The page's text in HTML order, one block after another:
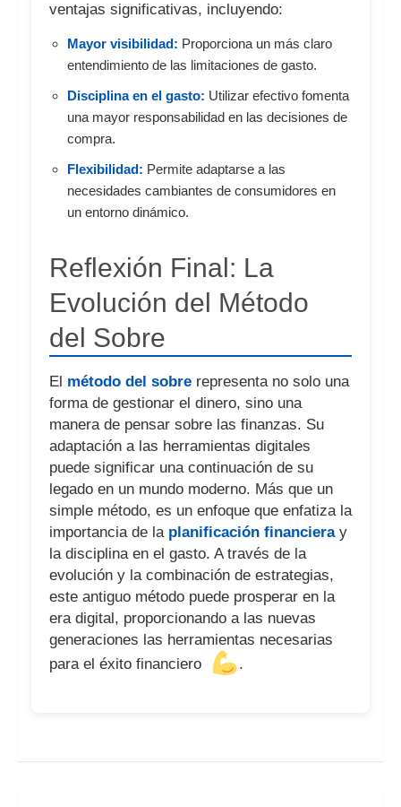
ventajas significativas, incluyendo:
Mayor visibilidad: Proporciona un más claro
entendimiento de las limitaciones de gasto.
Disciplina en el gasto: Utilizar efectivo fomenta
una mayor responsabilidad en las decisiones de
compra.
Flexibilidad: Permite adaptarse a las
necesidades cambiantes de consumidores en
un entorno dinámico.
Reflexión Final: La
Evolución del Método
del Sobre
El método del sobre representa no solo una
forma de gestionar el dinero, sino una
manera de pensar sobre las finanzas. Su
adaptación a las herramientas digitales
puede significar una continuación de su
legado en un mundo moderno. Más que un
simple método, es un enfoque que enfatiza la
importancia de la planificación financieray
la disciplina en el gasto. A través de la
evolución y la combinación de estrategias,
este antiguo método puede prosperar en la
era digital, proporcionando a las nuevas
generaciones las herramientas necesarias
para el éxito financiero
.